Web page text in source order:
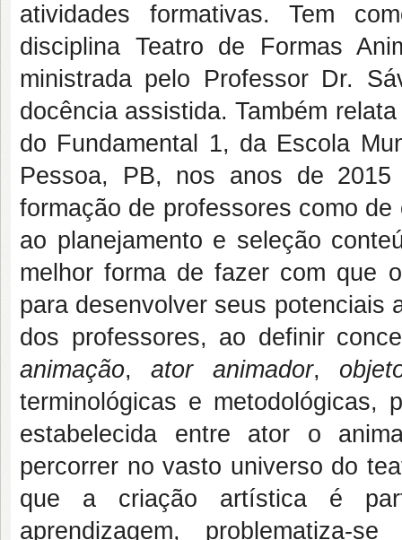
atividades formativas. Tem
disciplina Teatro de Formas
ministrada pelo Professor Dr.
docência assistida. Também
do Fundamental 1, da Escola
Pessoa, PB, nos anos de
formação de professores como
ao planejamento e seleção
melhor forma de fazer com que
para desenvolver seus potenciais
dos professores, ao definir
animação,ator animador,
terminológicas e
estabelecida entre ator o
percorrer no vasto universo do
que a criação artística é
aprendizagem,